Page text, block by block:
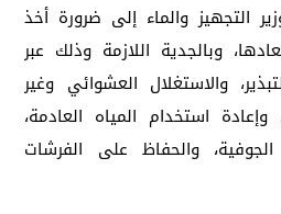
التجهيز والماء إلى ضرورة أخذ
وبالجدية اللازمة وذلك عبر
والاستغلال العشوائي وغير
وإعادة استخدام المياه العادمة،
والحفاظ على الفرشات